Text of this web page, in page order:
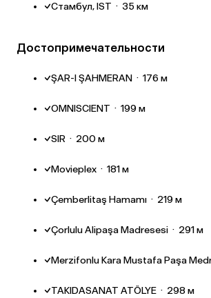
Стамбул, IST · 35 км
Достопримечательности
ŞAR-I ŞAHMERAN · 176 м
OMNISCIENT · 199 м
SIR · 200 м
Movieplex · 181 м
Çemberlitaş Hamamı · 219 м
Çorlulu Alipaşa Madresesi · 291 м
Merzifonlu Kara Mustafa Paşa
TAKIDASANAT ATÖLYE · 298 м